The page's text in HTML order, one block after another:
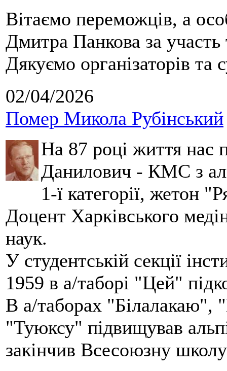
Вітаємо переможців, а
Дмитра Панкова за
Дякуємо організаторів та
02/04/2026
Помер Микола Рубінський
На 87 році життя нас
Данилович - КМС з
1-ї категорії, жетон
Доцент Харківського
наук.
У студентській секції
1959 в а/таборі "Цей"
В а/таборах "Білалакаю",
"Туюксу" підвищував
закінчив Всесоюзну